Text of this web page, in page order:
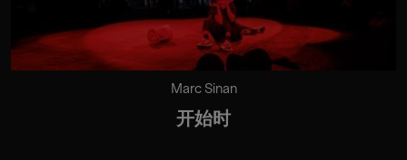
Marc Sinan
开始时